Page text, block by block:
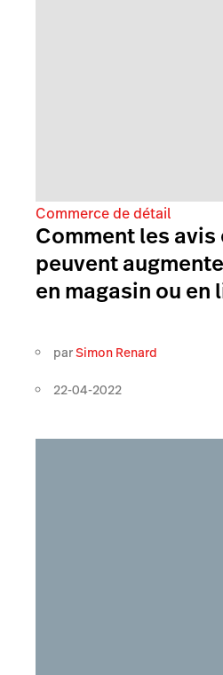
Commerce de détail
Comment les avis
peuvent
en magasin ou en
parSimon Renard
22-04-2022